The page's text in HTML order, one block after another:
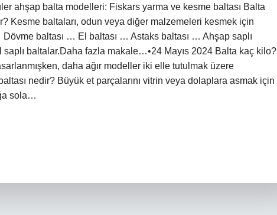
ahşap balta modelleri: Fiskars yarma ve kesme baltası Balta
Kesme baltaları, odun veya diğer malzemeleri kesmek için
baltası … El baltası … Astaks baltası … Ahşap saplı
baltalar.Daha fazla makale…•24 Mayıs 2024 Balta kaç kilo?
daha ağır modeller iki elle tutulmak üzere
baltası nedir? Büyük et parçalarını vitrin veya dolaplara asmak için
sola…